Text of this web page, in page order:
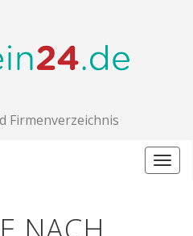
Firmenverzeichnis